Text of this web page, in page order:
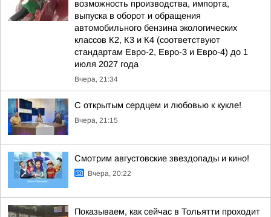
возможность производства, импорта,
выпуска в оборот и обращения
автомобильного бензина экологических
классов К2, К3 и К4 (соответствуют
стандартам Евро-2, Евро-3 и Евро-4) до 1
июля 2027 года
Вчера, 21:34
С открытым сердцем и любовью к кукле!
Вчера, 21:15
Смотрим августовские звездопады и кино!
Вчера, 20:22
Показываем, как сейчас в Тольятти проходит